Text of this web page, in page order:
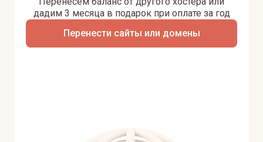
Перенести сайты или домены
дадим 3 месяца в подарок при оплате за год